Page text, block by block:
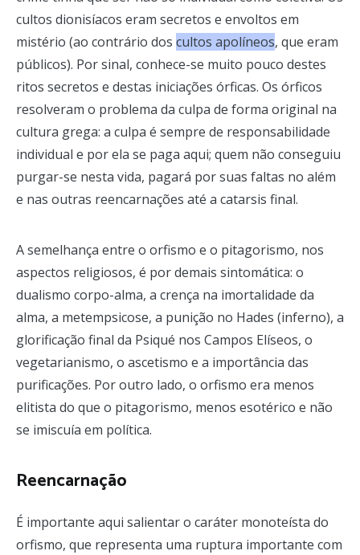
cultos dionisíacos eram secretos e envoltos em
mistério (ao contrário dos cultos apolíneos, que eram
públicos). Por sinal, conhece-se muito pouco destes
ritos secretos e destas iniciações órficas. Os órficos
resolveram o problema da culpa de forma original na
cultura grega: a culpa é sempre de responsabilidade
individual e por ela se paga aqui; quem não conseguiu
purgar-se nesta vida, pagará por suas faltas no além
e nas outras reencarnações até a catarsis final.
A semelhança entre o orfismo e o pitagorismo, nos
aspectos religiosos, é por demais sintomática: o
dualismo corpo-alma, a crença na imortalidade da
alma, a metempsicose, a punição no Hades (inferno), a
glorificação final da Psiqué nos Campos Elíseos, o
vegetarianismo, o ascetismo e a importância das
purificações. Por outro lado, o orfismo era menos
elitista do que o pitagorismo, menos esotérico e não
se imiscuía em política.
Reencarnação
É importante aqui salientar o caráter monoteísta do
orfismo, que representa uma ruptura importante com